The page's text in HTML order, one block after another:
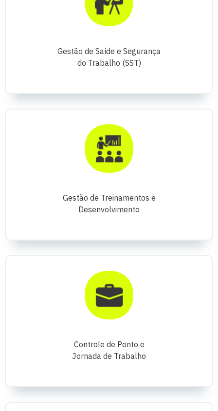
Gestão de Saíde e Segurança
do Trabalho (SST)
Gestão de Treinamentos e
Desenvolvimento
Controle de Ponto e
Jornada de Trabalho